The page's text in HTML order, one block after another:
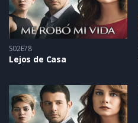
S02E78
Lejos de Casa